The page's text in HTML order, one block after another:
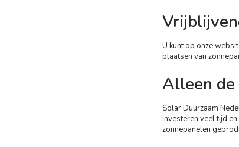
U kunt op onze
plaatsen van
Alleen de
Solar Duurzaam
investeren veel tijd
zonnepanelen